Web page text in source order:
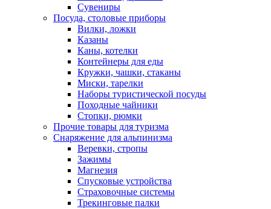
Сувениры
Посуда, столовые приборы
Вилки, ложки
Казаны
Каны, котелки
Контейнеры для еды
Кружки, чашки, стаканы
Миски, тарелки
Наборы туристической посуды
Походные чайники
Стопки, рюмки
Прочие товары для туризма
Снаряжение для альпинизма
Веревки, стропы
Зажимы
Магнезия
Спусковые устройства
Страховочные системы
Трекинговые палки